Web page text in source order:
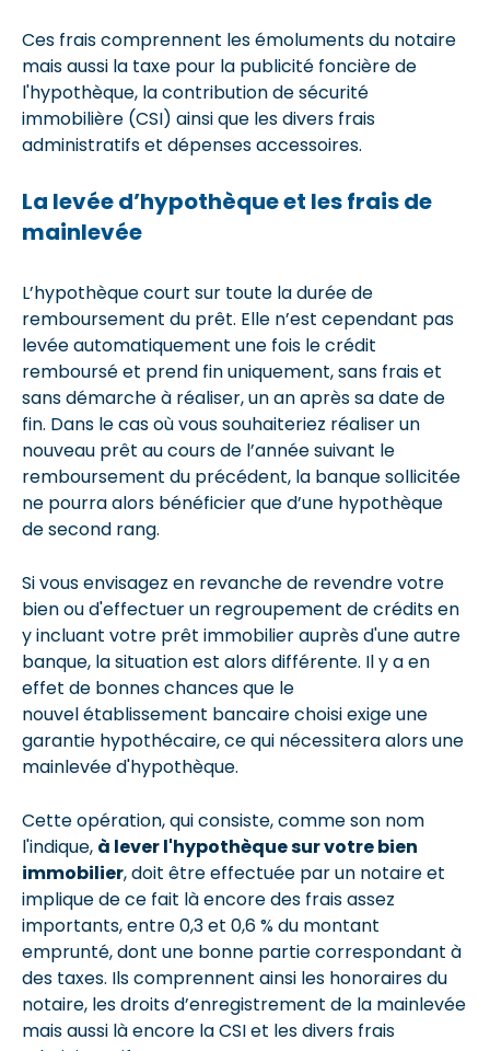
Ces frais comprennent les émoluments du notaire
mais aussi la taxe pour la publicité foncière de
l'hypothèque, la contribution de sécurité
immobilière (CSI) ainsi que les divers frais
administratifs et dépenses accessoires.
La levée d’hypothèque et les frais de
mainlevée
L’hypothèque court sur toute la durée de
remboursement du prêt. Elle n’est cependant pas
levée automatiquement une fois le crédit
remboursé et prend fin uniquement, sans frais et
sans démarche à réaliser, un an après sa date de
fin. Dans le cas où vous souhaiteriez réaliser un
nouveau prêt au cours de l’année suivant le
remboursement du précédent, la banque sollicitée
ne pourra alors bénéficier que d’une hypothèque
de second rang.
Si vous envisagez en revanche de revendre votre
bien ou d'effectuer un regroupement de crédits en
y incluant votre prêt immobilier auprès d'une autre
banque, la situation est alors différente. Il y a en
effet de bonnes chances que le
nouvel établissement bancaire choisi exige une
garantie hypothécaire, ce qui nécessitera alors une
mainlevée d'hypothèque.
Cette opération, qui consiste, comme son nom
l'indique, à lever l'hypothèque sur votre bien
immobilier, doit être effectuée par un notaire et
implique de ce fait là encore des frais assez
importants, entre 0,3 et 0,6 % du montant
emprunté, dont une bonne partie correspondant à
des taxes. Ils comprennent ainsi les honoraires du
notaire, les droits d’enregistrement de la mainlevée
mais aussi là encore la CSI et les divers frais